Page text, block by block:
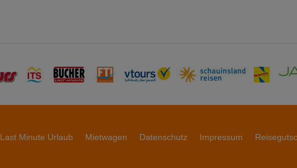
Last Minute Urlaub Mietwagen Datenschutz Impressum